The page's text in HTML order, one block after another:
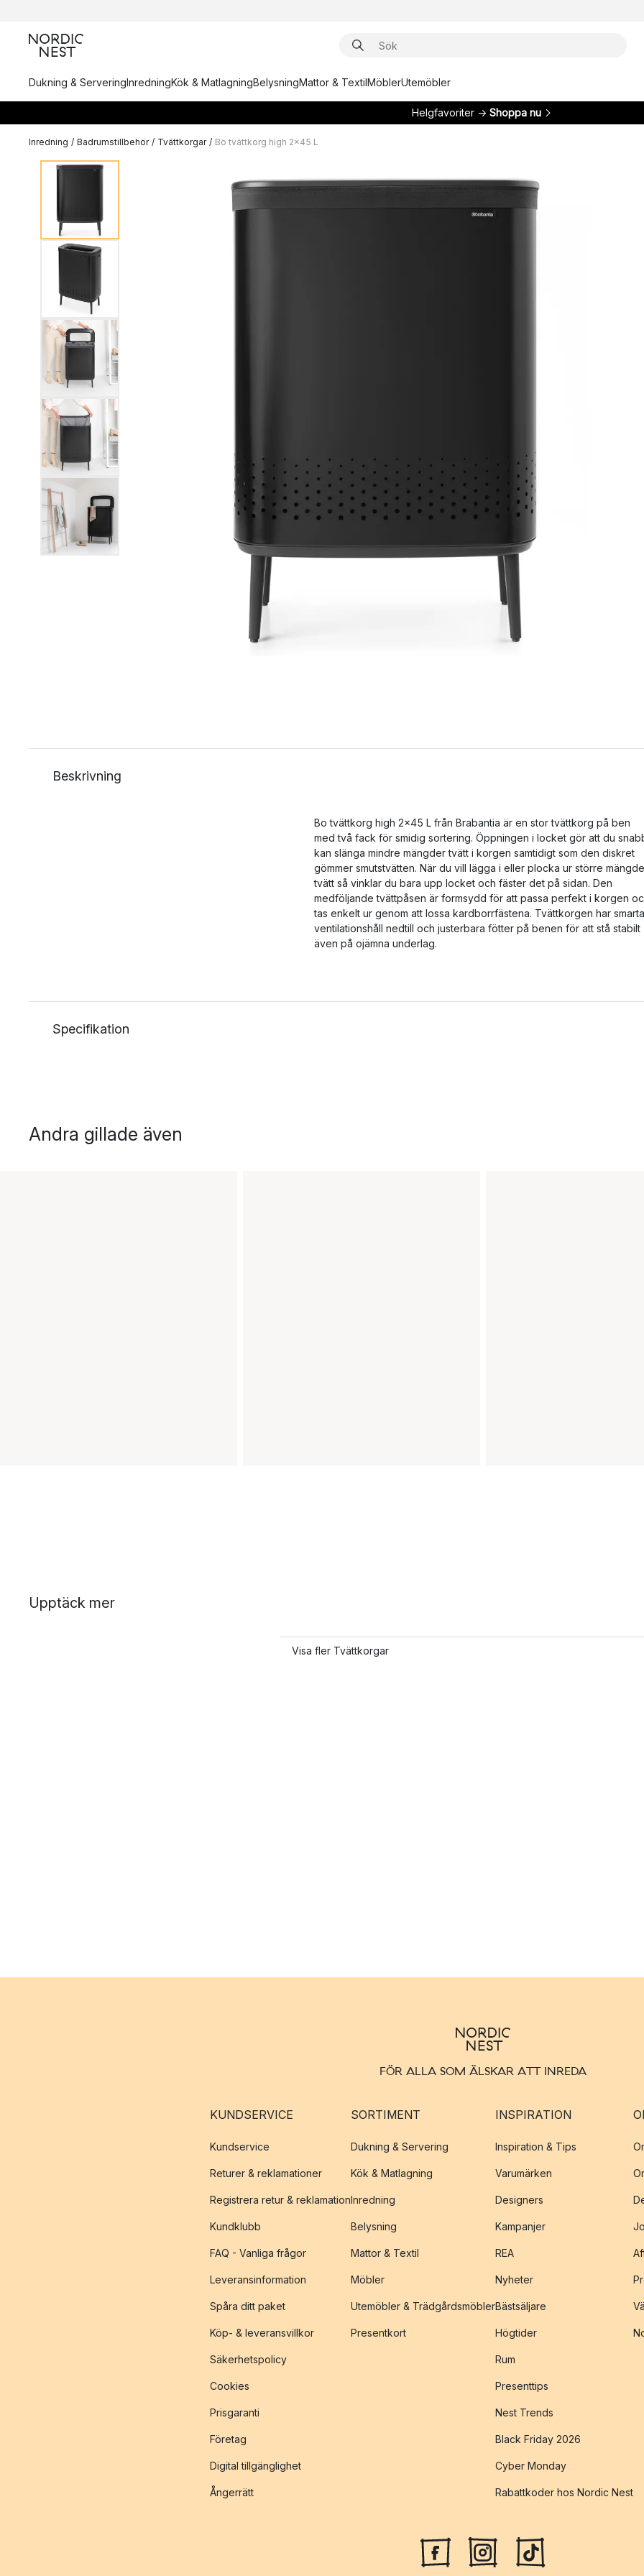
Dukning & ServeringInredningKök & MatlagningBelysningMattor & TextilMöblerUtemöbler
Helgfavoriter → Shoppa nu
Inredning / Badrumstillbehör / Tvättkorgar / Bo tvättkorg high 2x45 L
Beskrivning
Bo tvättkorg high 2x45 L från Brabantia är en stor tvättkorg på ben
med två fack för smidig sortering. Öppningen i locket gör att du
kan slänga mindre mängder tvätt i korgen samtidigt som den diskret
gömmer smutstvätten. När du vill lägga i eller plocka ur större
tvätt så vinklar du bara upp locket och fäster det på sidan. Den
medföljande tvättpåsen är formsydd för att passa perfekt i korgen
tas enkelt ur genom att lossa kardborrfästena. Tvättkorgen har smarta
ventilationshåll nedtill och justerbara fötter på benen för att stå stabilt
även på ojämna underlag.
Specifikation
Andra gillade även
Upptäck mer
Visa fler Tvättkorgar
FÖR ALLA SOM ÄLSKAR ATT INREDA
KUNDSERVICE
Kundservice
Returer & reklamationer
Registrera retur & reklamation
Kundklubb
FAQ - Vanliga frågor
Leveransinformation
Spåra ditt paket
Köp- & leveransvillkor
Säkerhetspolicy
Cookies
Prisgaranti
Företag
Digital tillgänglighet
Ångerrätt
SORTIMENT
Dukning & Servering
Kök & Matlagning
Inredning
Belysning
Mattor & Textil
Möbler
Utemöbler & Trädgårdsmöbler
Presentkort
INSPIRATION
Inspiration & Tips
Varumärken
Designers
Kampanjer
REA
Nyheter
Bästsäljare
Högtider
Rum
Presenttips
Nest Trends
Black Friday 2026
Cyber Monday
Rabattkoder hos Nordic Nest